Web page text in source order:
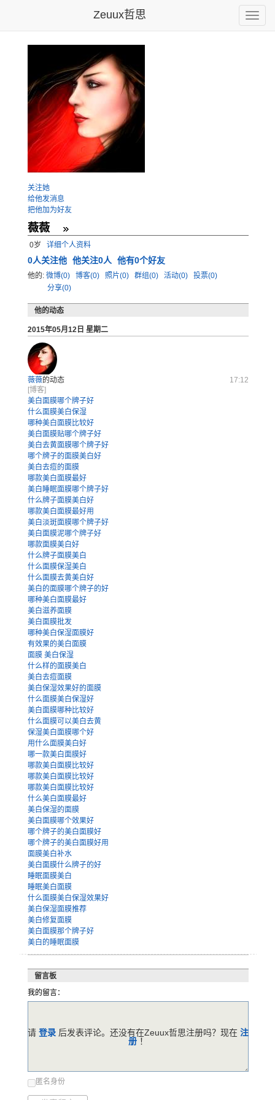
Toggle
Zeuux哲思
关注她
给他发消息
把他加为好友
薇薇
0岁 详细个人资料
0人关注他 他关注0人 他有0个好友
他的: 微博(0) 博客(0) 照片(0) 群组(0) 活动(0)
投票(0)
分享(0)
他的动态
2015年05月12日 星期二
薇薇的动态
17:12
[博客]
美白面膜哪个牌子好
什么面膜美白保湿
哪种美白面膜比较好
美白面膜贴哪个牌子好
美白去黄面膜哪个牌子好
哪个牌子的面膜美白好
美白去痘的面膜
哪款美白面膜最好
美白睡眠面膜哪个牌子好
什么牌子面膜美白好
哪款美白面膜最好用
美白淡斑面膜哪个牌子好
美白面膜泥哪个牌子好
哪款面膜美白好
什么牌子面膜美白
什么面膜保湿美白
什么面膜去黄美白好
美白的面膜哪个牌子的好
哪种美白面膜最好
美白滋养面膜
美白面膜批发
哪种美白保湿面膜好
有效果的美白面膜
面膜 美白保湿
什么样的面膜美白
美白去痘面膜
美白保湿效果好的面膜
什么面膜美白保湿好
美白面膜哪种比较好
什么面膜可以美白去黄
保湿美白面膜哪个好
用什么面膜美白好
哪一款美白面膜好
哪款美白面膜比较好
哪款美白面膜比较好
哪款美白面膜比较好
什么美白面膜最好
美白保湿的面膜
美白面膜哪个效果好
哪个牌子的美白面膜好
哪个牌子的美白面膜好用
面膜美白补水
美白面膜什么牌子的好
睡眠面膜美白
睡眠美白面膜
什么面膜美白保湿效果好
美白保湿面膜推荐
美白修复面膜
美白面膜那个牌子好
美白的睡眠面膜
留言板
我的留言：
匿名身份
请 登录 后发表评论。还没有在Zeuux哲思注册吗？现在 注
册 ！